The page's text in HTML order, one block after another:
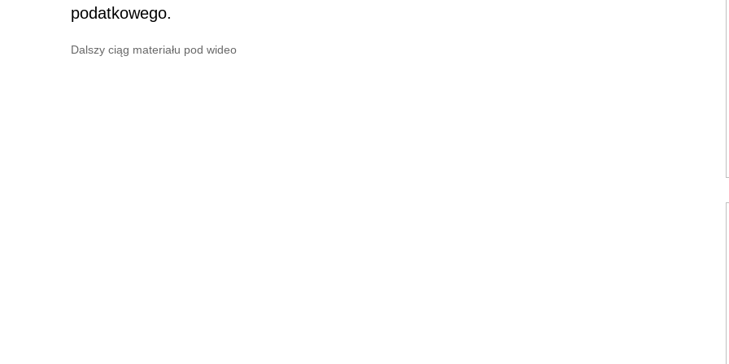
podatkowego.
Dalszy ciąg materiału pod wideo